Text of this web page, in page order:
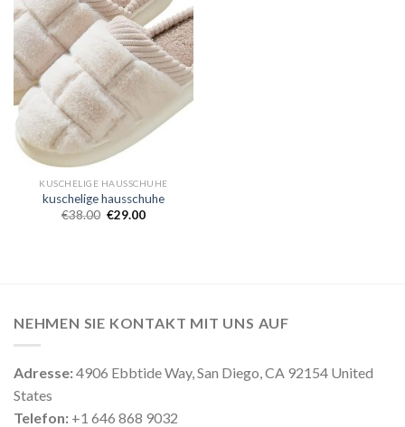
KUSCHELIGE HAUSSCHUHE
kuschelige hausschuhe
€38.00 €29.00
NEHMEN SIE KONTAKT MIT UNS AUF
Adresse:4906 Ebbtide Way, San Diego, CA 92154 United
States
Telefon: +1 646 868 9032